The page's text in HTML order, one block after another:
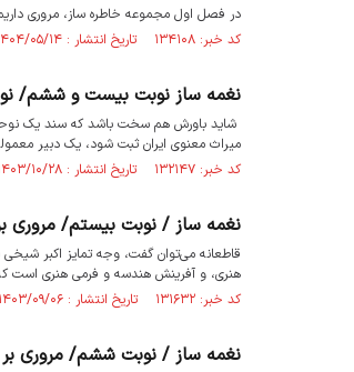
در فصل اول مجموعه خاطره ساز، مروری
کد خبر: ۱۳۴۱۰۸ تاریخ انتشار : ۱۴۰۴/۰۵/۱۴
نغمه ساز نوبت بیست و ششم/
شاید باورش هم سخت باشد که سند یک نوحه
میراث معنوی ایران ثبت شود، یک دبیر
کد خبر: ۱۳۲۱۴۷ تاریخ انتشار : ۱۴۰۳/۱۰/۲۸
نغمه ساز / نوبت بیستم/ مروری
قاطعانه می‌توان گفت، وجه تمایز اکبر
هنری، و آفرینش هندسه و فرمی هنری است که
کد خبر: ۱۳۱۶۳۲ تاریخ انتشار : ۱۴۰۳/۰۹/۰۶
نغمه ساز / نوبت ششم/ مروری بر